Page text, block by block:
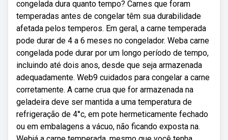
congelada dura quanto tempo? Carnes que foram
temperadas antes de congelar têm sua durabilidade
afetada pelos temperos. Em geral, a carne temperada
pode durar de 4 a 6 meses no congelador. Weba carne
congelada pode durar por um longo período de tempo,
incluindo até dois anos, desde que seja armazenada
adequadamente. Web9 cuidados para congelar a carne
corretamente. A carne crua que for armazenada na
geladeira deve ser mantida a uma temperatura de
refrigeração de 4°c, em pote hermeticamente fechado
ou em embalagens a vácuo, não ficando exposta na.